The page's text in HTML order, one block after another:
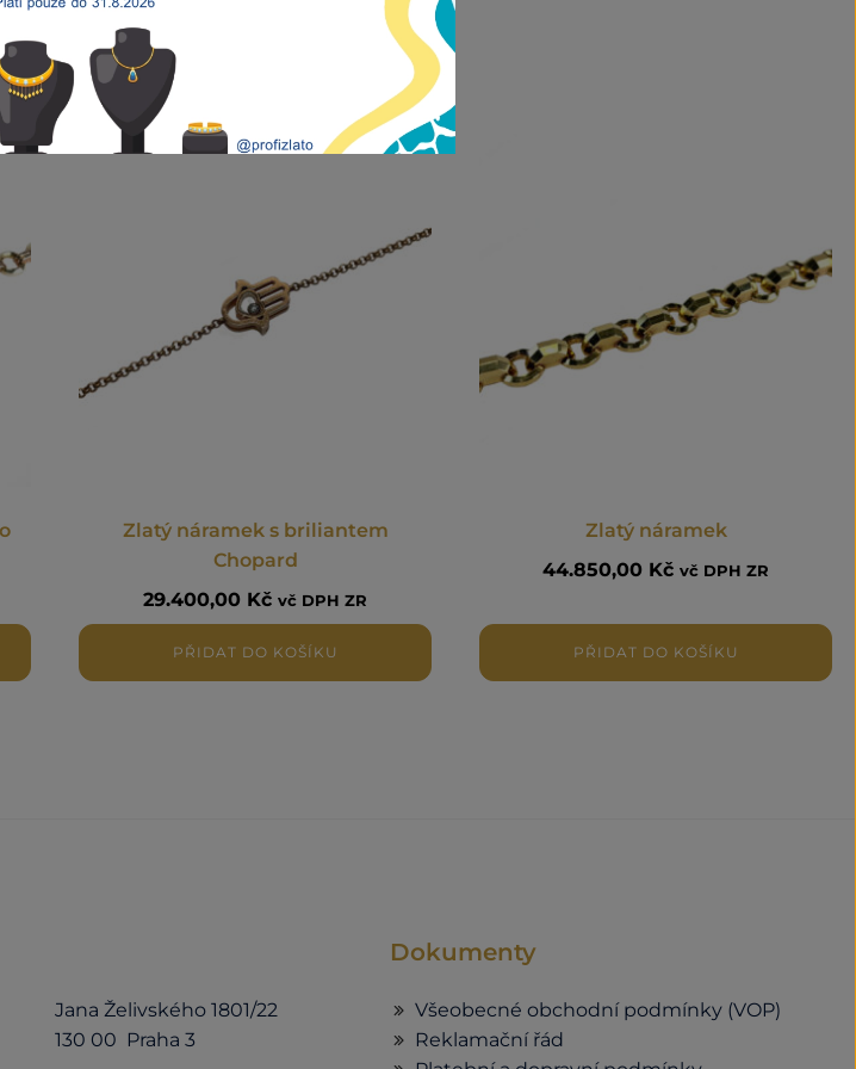
Zlatý náramek s briliantem
Chopard
29.400,00 Kč vč DPH ZR
PŘIDAT DO KOŠÍKU
Zlatý náramek
44.850,00 Kč vč DPH ZR
PŘIDAT DO KOŠÍKU
Jana Želivského 1801/22
130 00 Praha 3
Dokumenty
Všeobecné obchodní podmínky (VOP)
Reklamační řád